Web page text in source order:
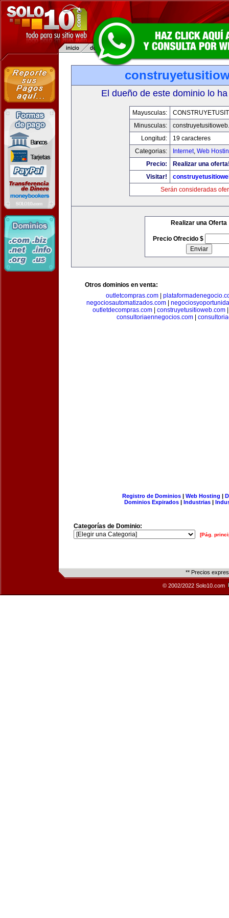
El dueño de este dominio lo
Mayusculas:
Minusculas:
Longitud:
19 caracteres
Categorias:
Internet, Web
Precio:
Realizar una
Visitar!
Serán consideradas
Realizar una Oferta
Precio Ofrecido $
Otros dominios en venta:
outletcompras.com
negociosautomatizados.com|
outletdecompras.com
construyetusitioweb.com
consultoriaennegocios.com
Registro de Dominios| Web Hosting |
Dominios Expirados | Industrias |
Categorías de Dominio:
[Pág.
** Precios
© 2002/2022 Solo10.com